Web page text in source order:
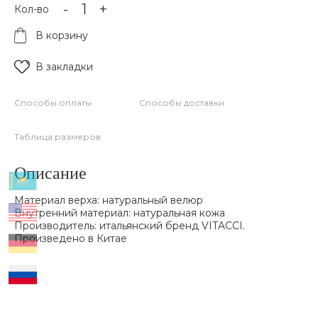
Кол-во - +
В корзину
В закладки
Способы оплаты Способы доставки
Таблица размеров
Описание
Материал верха: натуральный велюр
Внутренний материал: натуральная кожа
Производитель: итальянский бренд VITACCI.
Произведено в Китае